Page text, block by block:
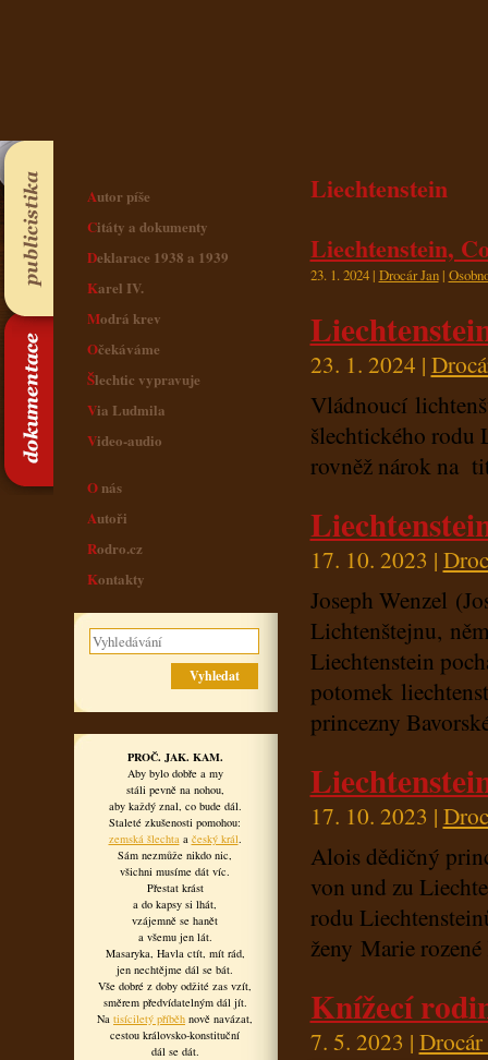
Autor píše
Citáty a dokumenty
Deklarace 1938 a 1939
Karel IV.
Modrá krev
Očekáváme
Šlechtic vypravuje
Via Ludmila
Video-audio
O nás
Autoři
Rodro.cz
Kontakty
PROČ. JAK. KAM.
Aby bylo dobře a my
stáli pevně na nohou,
aby každý znal, co bude dál.
Staleté zkušenosti pomohou:
zemská šlechtaa český král.
Sám nezmůže nikdo nic,
všichni musíme dát víc.
Přestat krást
a do kapsy si lhát,
vzájemně se hanět
a všemu jen lát.
Masaryka, Havla ctít, mít rád,
jen nechtějme dál se bát.
Vše dobré z doby odžité zas vzít,
směrem předvídatelným dál jít.
Na tisíciletý příběh nově navázat,
cestou královsko-konstituční
dál se dát.
Liechtenstein
Liechtenstein,
23. 1. 2024 | Drocár Jan|
23. 1. 2024 |
Vládnoucí
šlechtického rodu
rovněž nárok na
17. 10. 2023 |
Joseph Wenzel
Lichtenštejnu,
Liechtenstein
potomek
princezny
17. 10. 2023 |
Alois dědičný
von und zu
rodu
ženy Marie
Knížecí
7. 5. 2023 | Drocár